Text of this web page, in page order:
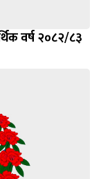
वर्ष २०८२/८३